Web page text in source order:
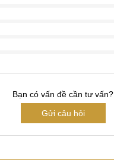
Bạn có vấn đề cần tư vấn?
Gửi câu hỏi